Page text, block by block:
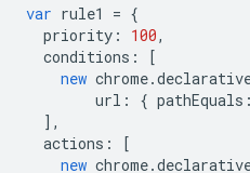
var rule1 = {
priority : 100,
conditions :
[
new chrome.
url : { pathEquals :
],
actions :
[
new chrome.